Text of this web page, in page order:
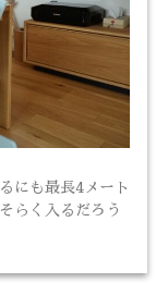
にも最長4メート
らく入るだろう